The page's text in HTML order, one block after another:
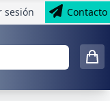
sesión Contacto